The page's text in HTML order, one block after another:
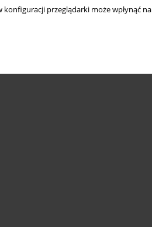
przeglądarki może wpłynąć na